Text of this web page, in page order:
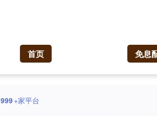
首页 免息
999+家平台